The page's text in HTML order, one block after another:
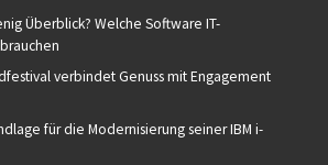
Überblick? Welche Software IT-
verbindet Genuss mit Engagement
für die Modernisierung seiner IBM i-